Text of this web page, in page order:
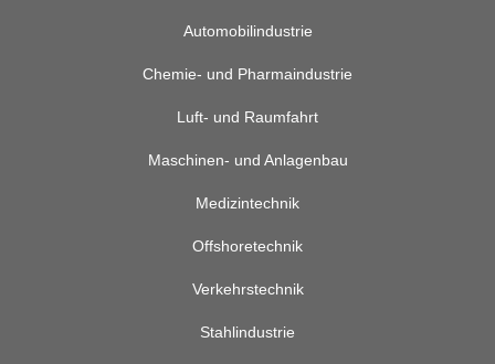
Automobilindustrie
Chemie- und Pharmaindustrie
Luft- und Raumfahrt
Maschinen- und Anlagenbau
Medizintechnik
Offshoretechnik
Verkehrstechnik
Stahlindustrie